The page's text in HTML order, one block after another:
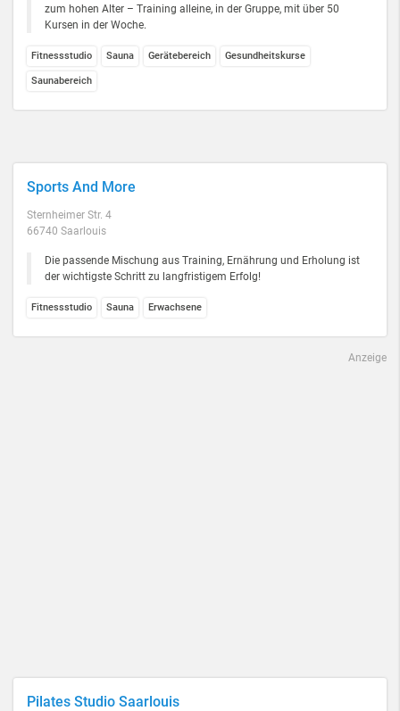
zum hohen Alter – Training alleine, in der Gruppe, mit über 50
Kursen in der Woche.
Fitnessstudio Sauna Gerätebereich Gesundheitskurse
Saunabereich
Sports And More
Sternheimer Str. 4
66740 Saarlouis
Die passende Mischung aus Training, Ernährung und Erholung ist
der wichtigste Schritt zu langfristigem Erfolg!
Fitnessstudio Sauna Erwachsene
Anzeige
Pilates Studio Saarlouis